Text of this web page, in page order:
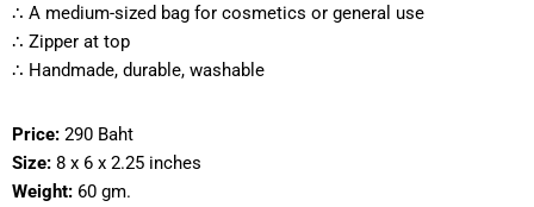
∴ A medium-sized bag for cosmetics or general use
∴ Zipper at top
∴ Handmade, durable, washable
Price: 290 Baht
Size: 8 x 6 x 2.25 inches
Weight: 60 gm.